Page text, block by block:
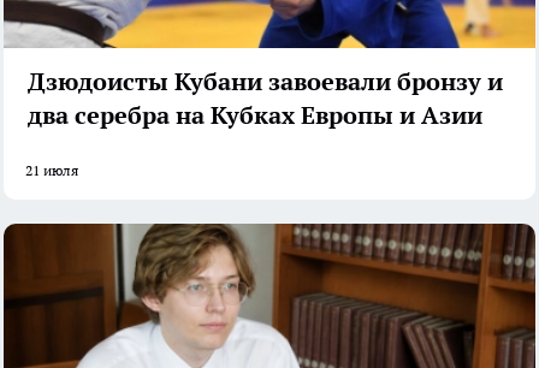
Дзюдоисты Кубани завоевали бронзу и
два серебра на Кубках Европы и Азии
21 июля